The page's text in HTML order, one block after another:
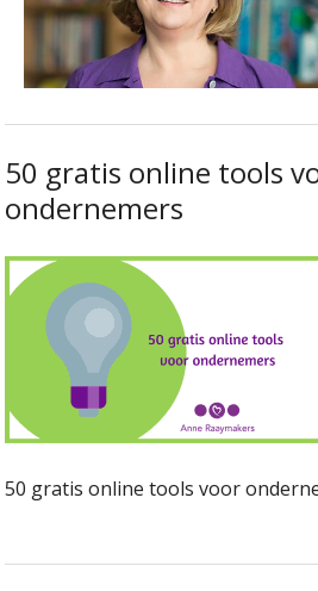
50 gratis online tools
ondernemers
50 gratis online tools voor